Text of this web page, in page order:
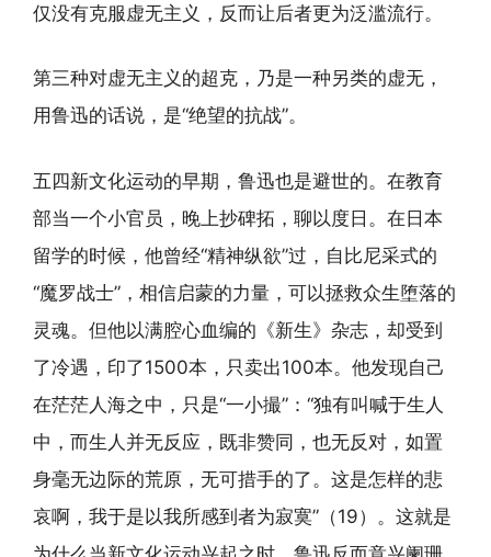
仅没有克服虚无主义，反而让后者更为泛滥流行。
第三种对虚无主义的超克，乃是一种另类的虚无，
用鲁迅的话说，是“绝望的抗战”。
五四新文化运动的早期，鲁迅也是避世的。在教育
部当一个小官员，晚上抄碑拓，聊以度日。在日本
留学的时候，他曾经“精神纵欲”过，自比尼采式的
“魔罗战士”，相信启蒙的力量，可以拯救众生堕落的
灵魂。但他以满腔心血编的《新生》杂志，却受到
了冷遇，印了1500本，只卖出100本。他发现自己
在茫茫人海之中，只是“一小撮”：“独有叫喊于生人
中，而生人并无反应，既非赞同，也无反对，如置
身毫无边际的荒原，无可措手的了。这是怎样的悲
哀啊，我于是以我所感到者为寂寞”（19）。这就是